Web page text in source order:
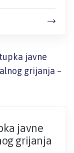
javne
grijanja –
javne
grijanja